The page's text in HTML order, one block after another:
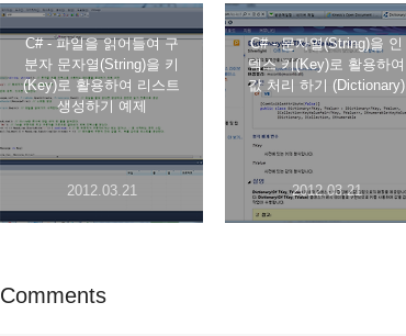
C# - 파일을 읽어들여 구
분자 문자열(String)을 키
(Key)로 활용하여 리스트
생성하기 예제
2012.03.21
C# - 문자열(String)을 인
덱스 키(Key)로 활용하여
값 처리 하기 (Dictionary)
2012.03.21
Comments